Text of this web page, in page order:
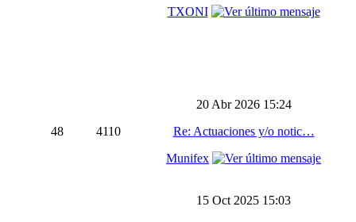
TXONI
48 4110
20 Abr 2026 15:24
Re: Actuaciones y/o notic…
Munifex
15 Oct 2025 15:03